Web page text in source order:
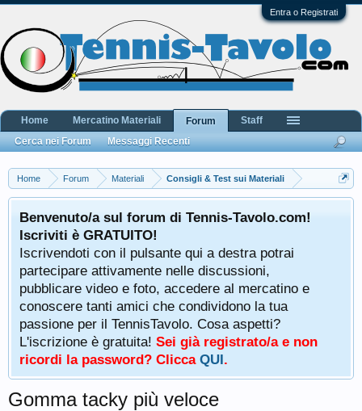
Entra o Registrati
Home Forum Materiali Consigli & Test sui Materiali
Benvenuto/a sul forum di Tennis-Tavolo.com!
Iscriviti è GRATUITO!
Iscrivendoti con il pulsante qui a destra potrai
partecipare attivamente nelle discussioni,
pubblicare video e foto, accedere al mercatino e
conoscere tanti amici che condividono la tua
passione per il TennisTavolo. Cosa aspetti?
L'iscrizione è gratuita! Sei già registrato/a e non
ricordi la password? Clicca QUI.
Gomma tacky più veloce
Home Mercatino Materiali
Forum
Cerca nei Forum
Messaggi Recenti
Staff